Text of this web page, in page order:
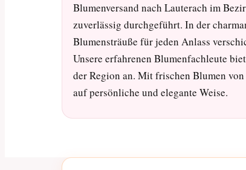
Blumenversand nach Lauterach im
zuverlässig durchgeführt. In der
Blumensträuße für jeden Anlass
Unsere erfahrenen Blumenfachleute
der Region an. Mit frischen Blumen
auf persönliche und elegante Weise.